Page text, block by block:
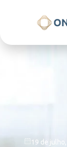
19 de